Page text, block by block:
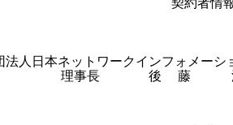
人日本ネットワークインフォメーシ
理事長      後  藤